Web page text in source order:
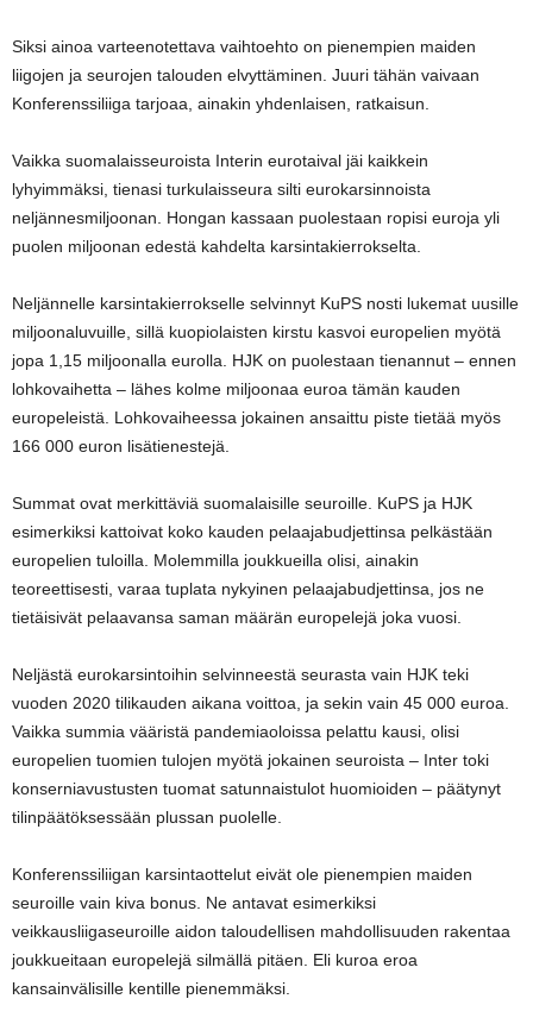
Siksi ainoa varteenotettava vaihtoehto on pienempien maiden
liigojen ja seurojen talouden elvyttäminen. Juuri tähän vaivaan
Konferenssiliiga tarjoaa, ainakin yhdenlaisen, ratkaisun.
Vaikka suomalaisseuroista Interin eurotaival jäi kaikkein
lyhyimmäksi, tienasi turkulaisseura silti eurokarsinnoista
neljännesmiljoonan. Hongan kassaan puolestaan ropisi euroja yli
puolen miljoonan edestä kahdelta karsintakierrokselta.
Neljännelle karsintakierrokselle selvinnyt KuPS nosti lukemat uusille
miljoonaluvuille, sillä kuopiolaisten kirstu kasvoi europelien myötä
jopa 1,15 miljoonalla eurolla. HJK on puolestaan tienannut – ennen
lohkovaihetta – lähes kolme miljoonaa euroa tämän kauden
europeleistä. Lohkovaiheessa jokainen ansaittu piste tietää myös
166 000 euron lisätienestejä.
Summat ovat merkittäviä suomalaisille seuroille. KuPS ja HJK
esimerkiksi kattoivat koko kauden pelaajabudjettinsa pelkästään
europelien tuloilla. Molemmilla joukkueilla olisi, ainakin
teoreettisesti, varaa tuplata nykyinen pelaajabudjettinsa, jos ne
tietäisivät pelaavansa saman määrän europelejä joka vuosi.
Neljästä eurokarsintoihin selvinneestä seurasta vain HJK teki
vuoden 2020 tilikauden aikana voittoa, ja sekin vain 45 000 euroa.
Vaikka summia vääristä pandemiaoloissa pelattu kausi, olisi
europelien tuomien tulojen myötä jokainen seuroista – Inter toki
konserniavustusten tuomat satunnaistulot huomioiden – päätynyt
tilinpäätöksessään plussan puolelle.
Konferenssiliigan karsintaottelut eivät ole pienempien maiden
seuroille vain kiva bonus. Ne antavat esimerkiksi
veikkausliigaseuroille aidon taloudellisen mahdollisuuden rakentaa
joukkueitaan europelejä silmällä pitäen. Eli kuroa eroa
kansainvälisille kentille pienemmäksi.